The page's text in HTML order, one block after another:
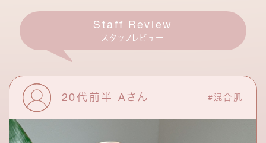
Staff Review
スタッフレビュー
20代前半 Aさん #混合肌